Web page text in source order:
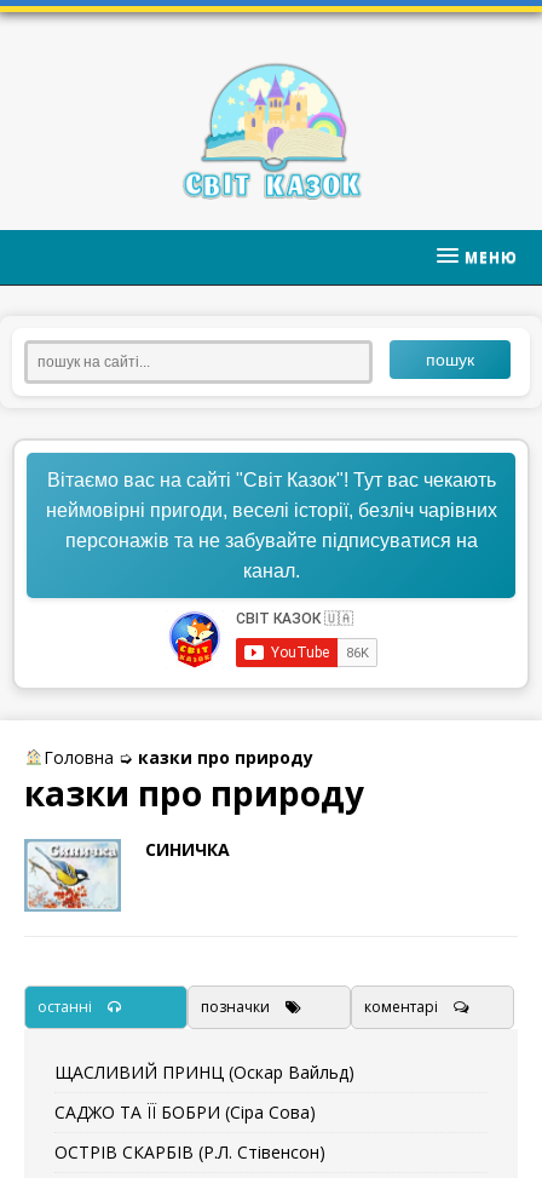
МЕНЮ
пошук
Вітаємо вас на сайті "Світ Казок"! Тут вас чекають
неймовірні пригоди, веселі історії, безліч чарівних
персонажів та не забувайте підписуватися на
канал.
Головна ➭ казки про природу
казки про природу
СИНИЧКА
останні позначки коментарі
ЩАСЛИВИЙ ПРИНЦ (Оскар Вайльд)
САДЖО ТА ЇЇ БОБРИ (Сіра Сова)
ОСТРІВ СКАРБІВ (Р.Л. Стівенсон)